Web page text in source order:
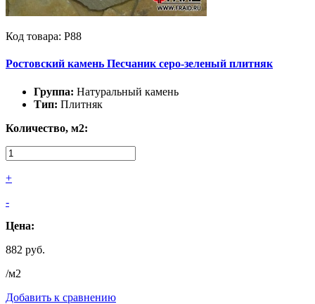
Код товара: Р88
Ростовский камень Песчаник серо-зеленый плитняк
Группа: Натуральный камень
Тип: Плитняк
Количество, м2:
+
-
Цена:
882 руб.
/м2
Добавить к сравнению